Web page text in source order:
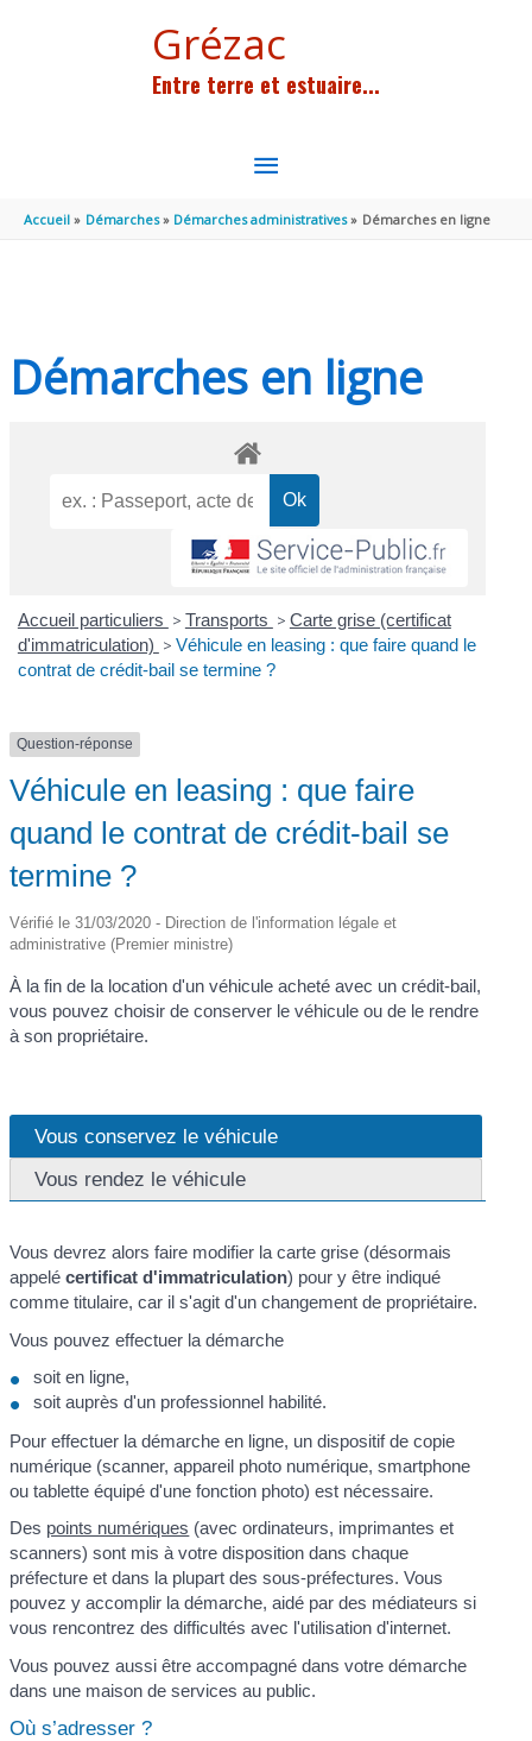
Grézac
Entre terre et estuaire...
MENU
PRINCIPAL
Accueil Démarches Démarches administratives Démarches en ligne
Démarches en ligne
Accueil particuliers > Transports > Carte grise (certificat
d'immatriculation) > Véhicule en leasing : que faire quand le
contrat de crédit-bail se termine ?
Question-réponse
Véhicule en leasing : que faire
quand le contrat de crédit-bail se
termine ?
Vérifié le 31/03/2020 - Direction de l'information légale et
administrative (Premier ministre)
À la fin de la location d'un véhicule acheté avec un crédit-bail,
vous pouvez choisir de conserver le véhicule ou de le rendre
à son propriétaire.
Vous conservez le véhicule
Vous rendez le véhicule
Vous devrez alors faire modifier la carte grise (désormais
appelécertificat d'immatriculation) pour y être indiqué
comme titulaire, car il s'agit d'un changement de propriétaire.
Vous pouvez effectuer la démarche
soit en ligne,
soit auprès d'un professionnel habilité.
Pour effectuer la démarche en ligne, un dispositif de copie
numérique (scanner, appareil photo numérique, smartphone
ou tablette équipé d'une fonction photo) est nécessaire.
Des points numériques (avec ordinateurs, imprimantes et
scanners) sont mis à votre disposition dans chaque
préfecture et dans la plupart des sous-préfectures. Vous
pouvez y accomplir la démarche, aidé par des médiateurs si
vous rencontrez des difficultés avec l'utilisation d'internet.
Vous pouvez aussi être accompagné dans votre démarche
dans une maison de services au public.
Où s’adresser ?